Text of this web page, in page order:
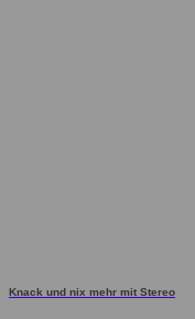
Knack und nix mehr mit Stereo